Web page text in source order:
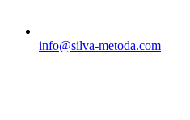
info@silva-metoda.com